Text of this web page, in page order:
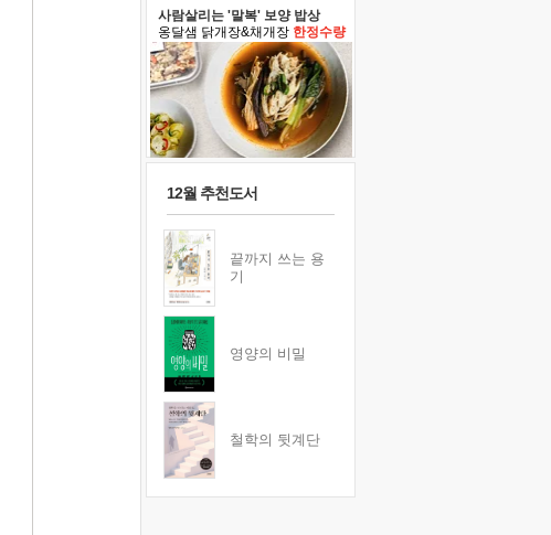
사람살리는 '말복' 보양 밥상
옹달샘 닭개장&채개장 한정수량
12월 추천도서
끝까지 쓰는 용
기
영양의 비밀
철학의 뒷계단